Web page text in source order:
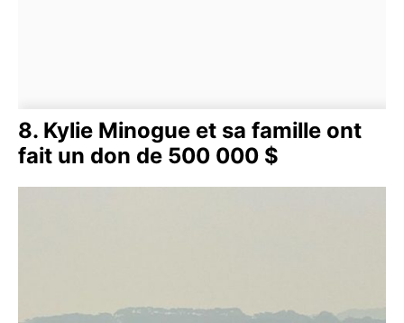
8. Kylie Minogue et sa famille ont
fait un don de 500 000 $